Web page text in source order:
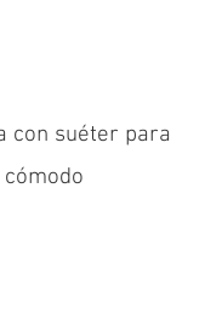
con suéter para